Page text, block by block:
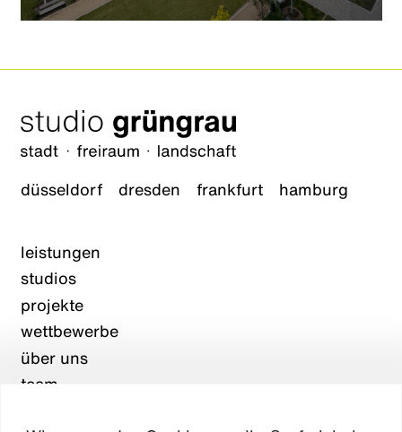
düsseldorf dresden frankfurt hamburg
leistungen
studios
projekte
wettbewerbe
über uns
team